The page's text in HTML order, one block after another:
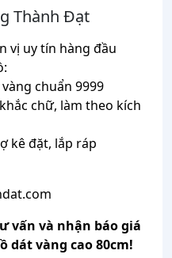
Thành Đạt
vị uy tín hàng đầu
chuẩn 9999
chữ, làm theo kích
kê đặt, lắp ráp
vấn và nhận báo giá
dát vàng cao 80cm!